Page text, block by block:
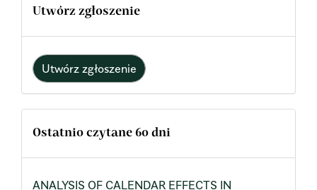
Utwórz zgłoszenie
Utwórz zgłoszenie
Ostatnio czytane 60 dni
ANALYSIS OF CALENDAR EFFECTS IN